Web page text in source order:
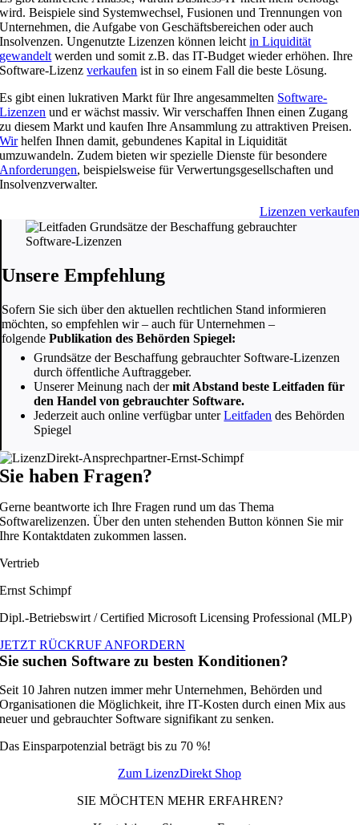
wird. Beispiele sind Systemwechsel, Fusionen und Trennungen von
Unternehmen, die Aufgabe von Geschäftsbereichen oder auch
Insolvenzen. Ungenutzte Lizenzen können leichtin Liquidität
gewandelt werden und somit z.B. das IT-Budget wieder erhöhen. Ihre
Software-Lizenzverkaufen ist in so einem Fall die beste Lösung.
Es gibt einen lukrativen Markt für Ihre angesammelten Software-
Lizenzen und er wächst massiv. Wir verschaffen Ihnen einen Zugang
zu diesem Markt und kaufen Ihre Ansammlung zu attraktiven Preisen.
Wirhelfen Ihnen damit, gebundenes Kapital in Liquidität
umzuwandeln. Zudem bieten wir spezielle Dienste für besondere
Anforderungen, beispielsweise für Verwertungsgesellschaften und
Insolvenzverwalter.
Lizenzen verkaufen
Unsere Empfehlung
Sofern Sie sich über den aktuellen rechtlichen Stand informieren
möchten, so empfehlen wir – auch für Unternehmen –
folgendePublikation des Behörden Spiegel:
Grundsätze der Beschaffung gebrauchter Software-Lizenzen
durch öffentliche Auftraggeber.
Unserer Meinung nach dermit Abstand beste Leitfaden für
den Handel von gebrauchter Software.
Jederzeit auch online verfügbar unterLeitfaden des Behörden
Spiegel
Sie haben Fragen?
Gerne beantworte ich Ihre Fragen rund um das Thema
Softwarelizenzen. Über den unten stehenden Button können Sie mir
Ihre Kontaktdaten zukommen lassen.
Vertrieb
Ernst Schimpf
Dipl.-Betriebswirt / Certified Microsoft Licensing Professional (MLP)
JETZT RÜCKRUF ANFORDERN
Sie suchen Software zu besten Konditionen?
Seit 10 Jahren nutzen immer mehr Unternehmen, Behörden und
Organisationen die Möglichkeit, ihre IT-Kosten durch einen Mix aus
neuer und gebrauchter Software signifikant zu senken.
Das Einsparpotenzial beträgt bis zu 70 %!
Zum LizenzDirekt Shop
SIE MÖCHTEN MEHR ERFAHREN?